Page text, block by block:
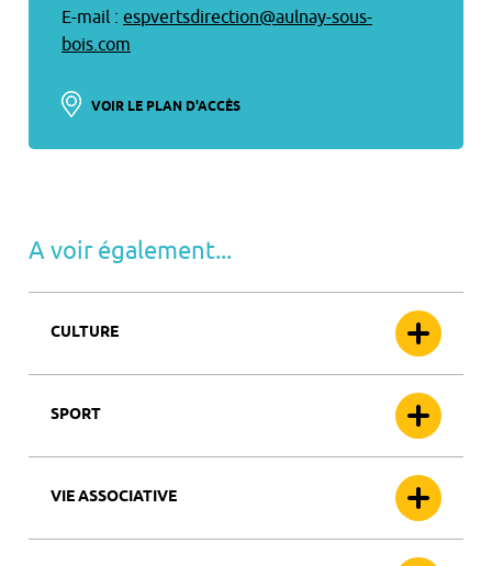
E-mail : espvertsdirection@aulnay-sous-
bois.com
VOIR LE PLAN D'ACCÈS
A voir également...
CULTURE
SPORT
VIE ASSOCIATIVE